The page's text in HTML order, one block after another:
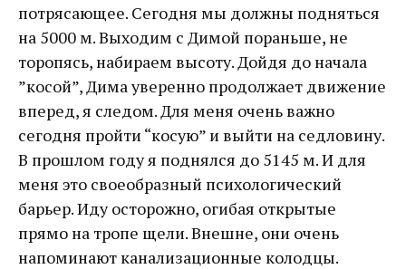
потрясающее. Сегодня мы должны подняться
на 5000 м. Выходим с Димой пораньше, не
торопясь, набираем высоту. Дойдя до начала
”косой”, Дима уверенно продолжает движение
вперед, я следом. Для меня очень важно
сегодня пройти “косую” и выйти на седловину.
В прошлом году я поднялся до 5145 м. И для
меня это своеобразный психологический
барьер. Иду осторожно, огибая открытые
прямо на тропе щели. Внешне, они очень
напоминают канализационные колодцы.